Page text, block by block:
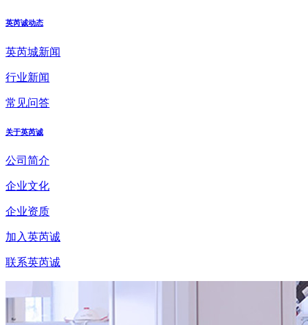
英芮诚动态
英芮城新闻
行业新闻
常见问答
关于英芮诚
公司简介
企业文化
企业资质
加入英芮诚
联系英芮诚